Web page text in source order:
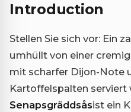
Introduction
Stellen Sie sich vor: Ein
umhüllt von einer
mit scharfer Dijon-Note
Kartoffelspalten serviert
Senapsgräddsåsist ein